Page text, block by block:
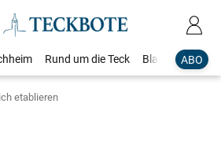
ABO
Rund um die Teck Blaulicht
etablieren